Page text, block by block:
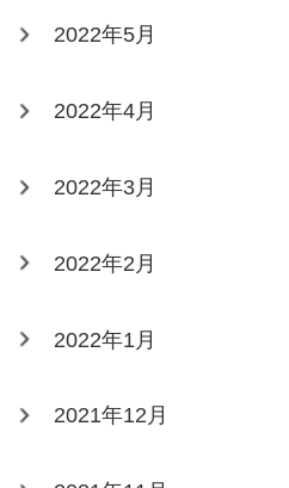
2022年5月
2022年4月
2022年3月
2022年2月
2022年1月
2021年12月